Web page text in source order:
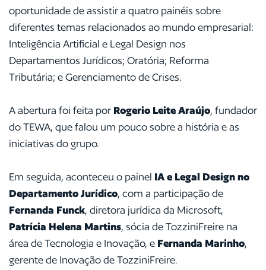
oportunidade de assistir a quatro painéis sobre
diferentes temas relacionados ao mundo empresarial:
Inteligência Artificial e Legal Design nos
Departamentos Jurídicos; Oratória; Reforma
Tributária; e Gerenciamento de Crises.
A abertura foi feita por Rogerio Leite Araújo, fundador
do TEWA, que falou um pouco sobre a história e as
iniciativas do grupo.
Em seguida, aconteceu o painel IA e Legal Design no
Departamento Jurídico, com a participação de
Fernanda Funck, diretora jurídica da Microsoft,
Patrícia Helena Martins, sócia de TozziniFreire na
área de Tecnologia e Inovação, e Fernanda Marinho,
gerente de Inovação de TozziniFreire.